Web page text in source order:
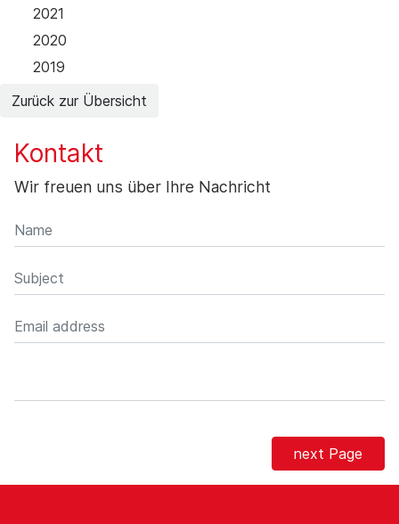
2021
2020
2019
Zurück zur Übersicht
Kontakt
Wir freuen uns über Ihre Nachricht
next Page